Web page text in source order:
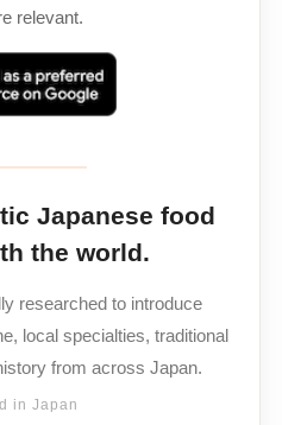
relevant.
Japanese food
the world.
researched to introduce
local specialties, traditional
from across Japan.
in Japan